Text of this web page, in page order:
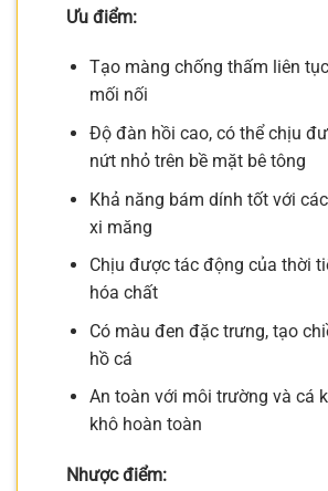
Ưu điểm:
Tạo màng chống thấm liên
mối nối
Độ đàn hồi cao, có thể chịu
nứt nhỏ trên bề mặt bê tông
Khả năng bám dính tốt với
xi măng
Chịu được tác động của thời
hóa chất
Có màu đen đặc trưng, tạo
hồ cá
An toàn với môi trường và cá
khô hoàn toàn
Nhược điểm: